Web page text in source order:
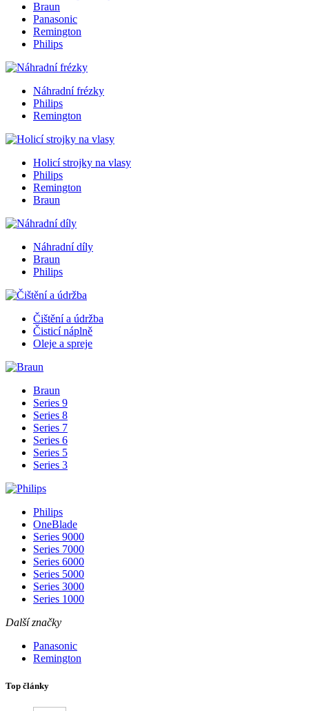
Braun
Panasonic
Remington
Philips
Náhradní frézky
Philips
Remington
Holicí strojky na vlasy
Philips
Remington
Braun
Náhradní díly
Braun
Philips
Čištění a údržba
Čisticí náplně
Oleje a spreje
Braun
Series 9
Series 8
Series 7
Series 6
Series 5
Series 3
Philips
OneBlade
Series 9000
Series 7000
Series 6000
Series 5000
Series 3000
Series 1000
Další značky
Panasonic
Remington
Top články